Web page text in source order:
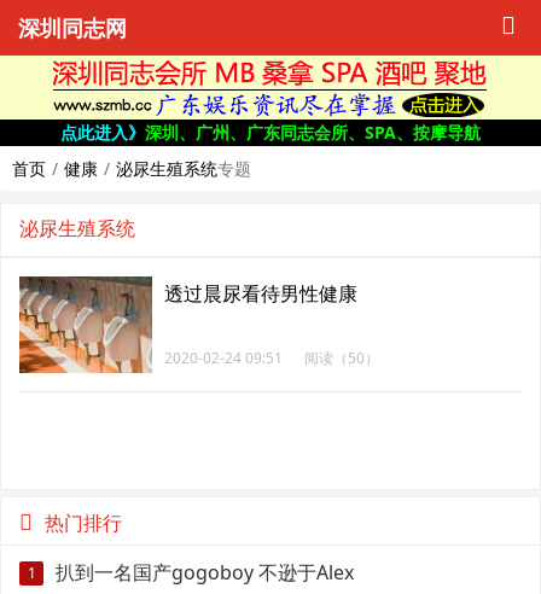
深圳同志网
点此进入》 深圳、广州、广东同志会所、SPA、按摩导航
首页
健康 泌尿生殖系统专题
泌尿生殖系统
透过晨尿看待男性健康
2020-02-24 09:51 阅读（50）
热门排行
1 扒到一名国产gogoboy 不逊于Alex